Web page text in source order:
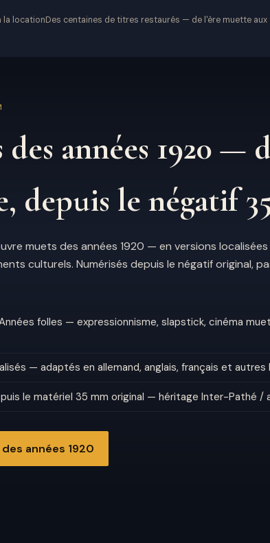
la locationDes centaines de titres restaurés — de l'ère muette
années 1920 —
depuis le négatif
muets des années 1920 — en versions localisées
culturels. Numérisés depuis le négatif original,
folles — expressionnisme, slapstick, cinéma
— adaptés en allemand, anglais, français et autres
le matériel 35 mm original — héritage Inter-Pathé /
années 1920